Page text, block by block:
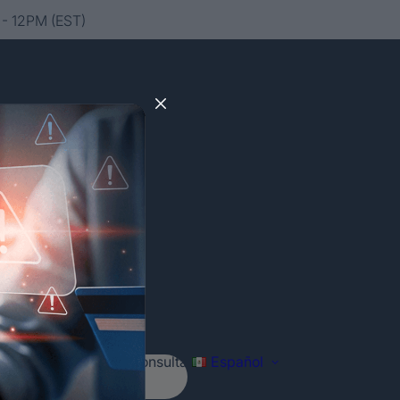
(EST)
Agenda tu consulta Español